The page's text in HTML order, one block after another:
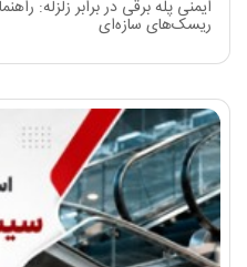
ایمنی پله برقی در برابر زلزله:
ریسک‌های سازه‌ای